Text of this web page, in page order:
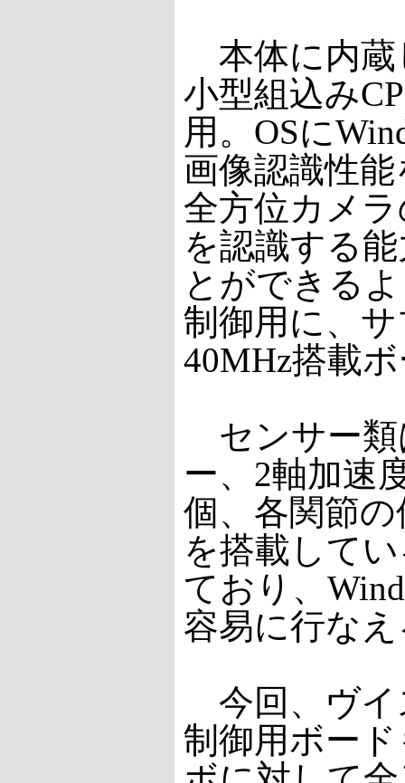
本体に内蔵
小型組込み
用。OSに
画像認識性
全方位カメ
を認識する
とができる
制御用に、
40MHz搭載
センサー類
ー、2軸加速
個、各関節
を搭載して
ており、
容易に行な
今回、ヴイ
制御用ボー